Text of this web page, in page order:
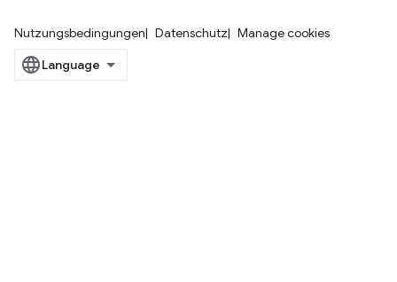
Nutzungsbedingungen Datenschutz Manage cookies